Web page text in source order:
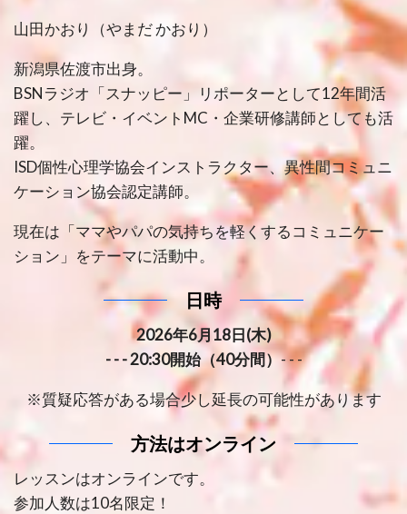
山田かおり（やまだ かおり）
新潟県佐渡市出身。
BSNラジオ「スナッピー」リポーターとして12年間活
躍し、テレビ・イベントMC・企業研修講師としても活
躍。
ISD個性心理学協会インストラクター、異性間コミュニ
ケーション協会認定講師。
現在は「ママやパパの気持ちを軽くするコミュニケー
ション」をテーマに活動中。
日時
2026年6月18日(木)
- - - 20:30開始（40分間）- - -
※質疑応答がある場合少し延長の可能性があります
方法はオンライン
レッスンはオンラインです。
参加人数は10名限定！